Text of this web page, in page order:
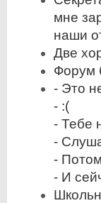
мне
наши
Две
Форум
- Это
- :(
- Тебе
-
-
- И